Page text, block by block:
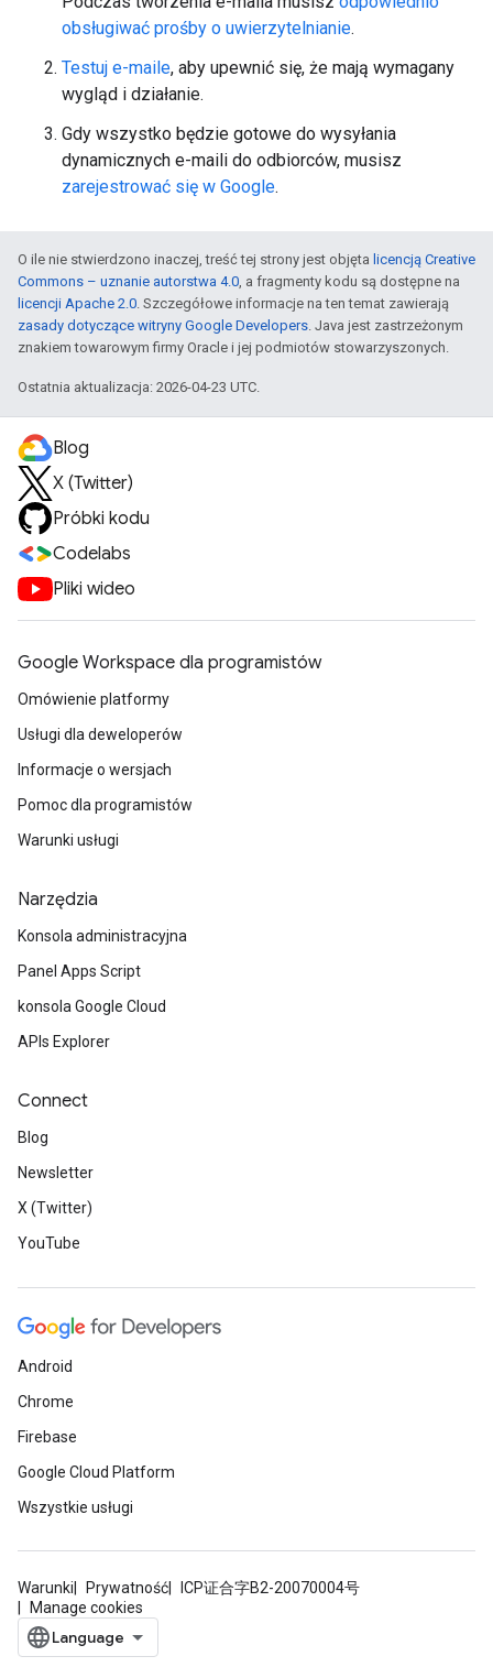
obsługiwać prośby o uwierzytelnianie.
Testuj e-maile, aby upewnić się, że mają wymagany
wygląd i działanie.
Gdy wszystko będzie gotowe do wysyłania
dynamicznych e-maili do odbiorców, musisz
zarejestrować się w Google.
O ile nie stwierdzono inaczej, treść tej strony jest objęta licencją Creative
Commons – uznanie autorstwa 4.0, a fragmenty kodu są dostępne na
licencji Apache 2.0. Szczegółowe informacje na ten temat zawierają
zasady dotyczące witryny Google Developers. Java jest zastrzeżonym
znakiem towarowym firmy Oracle i jej podmiotów stowarzyszonych.
Ostatnia aktualizacja: 2026-04-23 UTC.
Blog
X (Twitter)
Próbki kodu
Codelabs
Pliki wideo
Google Workspace dla programistów
Omówienie platformy
Usługi dla deweloperów
Informacje o wersjach
Pomoc dla programistów
Warunki usługi
Narzędzia
Konsola administracyjna
Panel Apps Script
konsola Google Cloud
APIs Explorer
Connect
Blog
Newsletter
X (Twitter)
YouTube
Android
Chrome
Firebase
Google Cloud Platform
Wszystkie usługi
Warunki Prywatność
ICP证合字B2-20070004号
Manage cookies